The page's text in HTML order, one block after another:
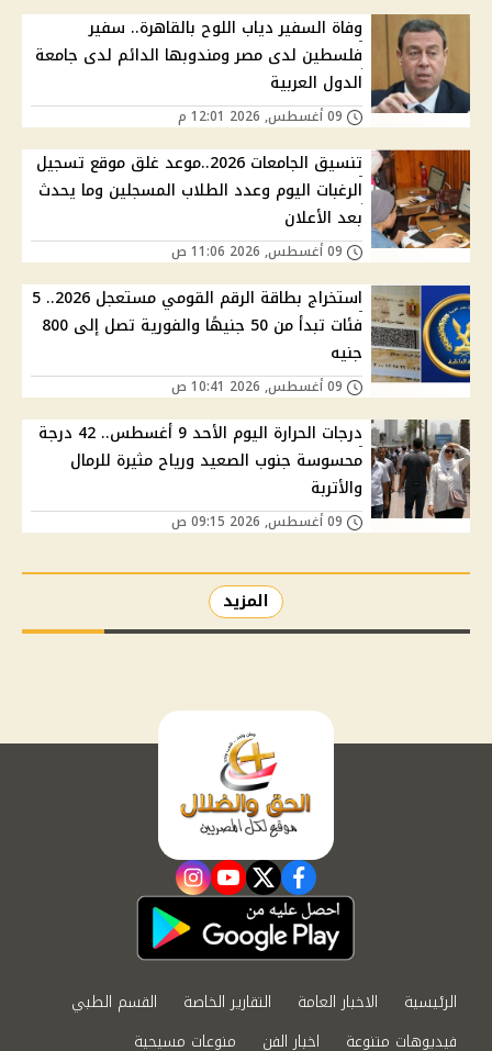
وفاة السفير دياب اللوح بالقاهرة.. سفير
فلسطين لدى مصر ومندوبها الدائم لدى جامعة
الدول العربية
تنسيق الجامعات 2026..موعد غلق موقع تسجيل
الرغبات اليوم وعدد الطلاب المسجلين وما يحدث
بعد الأعلان
استخراج بطاقة الرقم القومي مستعجل 2026.. 5
فئات تبدأ من 50 جنيهًا والفورية تصل إلى 800
جنيه
درجات الحرارة اليوم الأحد 9 أغسطس.. 42 درجة
محسوسة جنوب الصعيد ورياح مثيرة للرمال
والأتربة
المزيد
facebook
twitter
youtube
instagram
الرئيسية الاخبار العامة التقارير الخاصة
القسم الطبي
فيديوهات متنوعة
اخبار الفن منوعات مسيحية